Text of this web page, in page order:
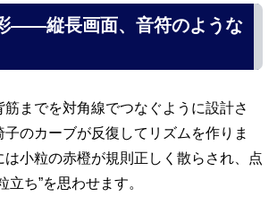
――縦長画面、音符のような
までを対角線でつなぐように設計さ
のカーブが反復してリズムを作りま
は小粒の赤橙が規則正しく散らされ、点
立ち”を思わせます。